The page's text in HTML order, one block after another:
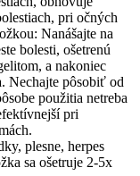
pri očných
Nanášajte na
bolesti, ošetrenú
a nakoniec
Nechajte pôsobiť od
použitia netreba
pri
plesne, herpes
sa ošetruje 2-5x